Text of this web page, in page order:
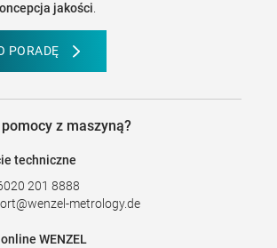
jakości.
PORADĘ
z maszyną?
techniczne
201 8888
metrology.de
online WENZEL